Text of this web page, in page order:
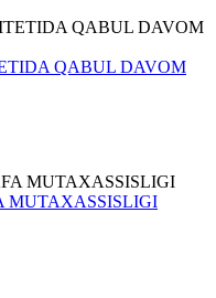
QABUL DAVOM
MUTAXASSISLIGI